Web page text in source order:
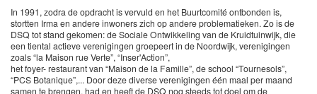
In 1991, zodra de opdracht is vervuld en het Buurtcomité ontbonden is,
stortten Irma en andere inwoners zich op andere problematieken. Zo is de
DSQ tot stand gekomen: de Sociale Ontwikkeling van de Kruidtuinwijk, die
een tiental actieve verenigingen groepeert in de Noordwijk, verenigingen
zoals “la Maison rue Verte”, “Inser'Action”,
het foyer- restaurant van “Maison de la Famille”, de school “Tournesols”,
“PCS Botanique”,... Door deze diverse verenigingen één maal per maand
samen te brengen, had en heeft de DSQ nog steeds tot doel om de